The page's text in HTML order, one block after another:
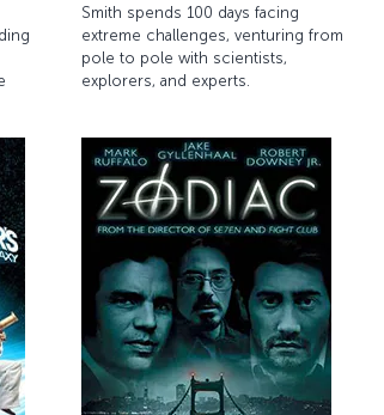
Smith spends 100 days facing
extreme challenges, venturing from
pole to pole with scientists,
explorers, and experts.